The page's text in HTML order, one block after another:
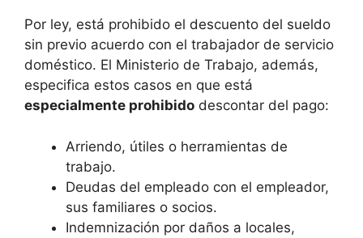
Por ley, está prohibido el descuento del sueldo
sin previo acuerdo con el trabajador de servicio
doméstico. El Ministerio de Trabajo, además,
especifica estos casos en que está
especialmente prohibido descontar del pago:
Arriendo, útiles o herramientas de
trabajo.
Deudas del empleado con el empleador,
sus familiares o socios.
Indemnización por daños a locales,